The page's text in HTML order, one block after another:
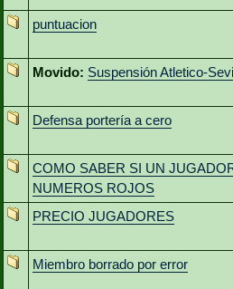
puntuacion
Movido: Suspensión Atletico-
Defensa portería a cero
COMO SABER SI UN
NUMEROS ROJOS
PRECIO JUGADORES
Miembro borrado por error